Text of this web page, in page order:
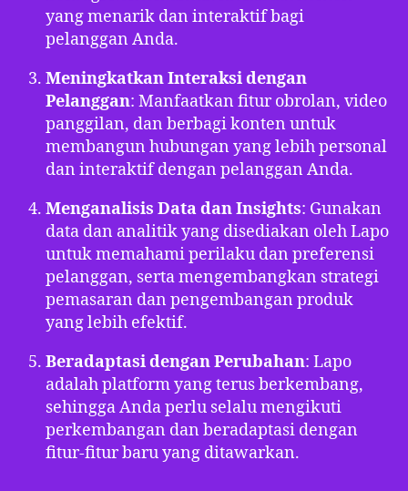
yang menarik dan interaktif bagi
pelanggan Anda.
Meningkatkan Interaksi dengan
Pelanggan: Manfaatkan fitur obrolan, video
panggilan, dan berbagi konten untuk
membangun hubungan yang lebih personal
dan interaktif dengan pelanggan Anda.
Menganalisis Data dan Insights: Gunakan
data dan analitik yang disediakan oleh Lapo
untuk memahami perilaku dan preferensi
pelanggan, serta mengembangkan strategi
pemasaran dan pengembangan produk
yang lebih efektif.
Beradaptasi dengan Perubahan: Lapo
adalah platform yang terus berkembang,
sehingga Anda perlu selalu mengikuti
perkembangan dan beradaptasi dengan
fitur-fitur baru yang ditawarkan.